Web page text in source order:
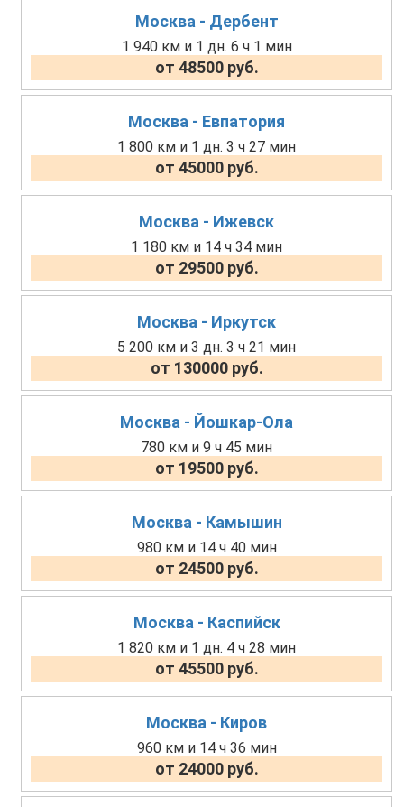
Москва - Дербент
1 940 км и 1 дн. 6 ч 1 мин
от 48500 руб.
Москва - Евпатория
1 800 км и 1 дн. 3 ч 27 мин
от 45000 руб.
Москва - Ижевск
1 180 км и 14 ч 34 мин
от 29500 руб.
Москва - Иркутск
5 200 км и 3 дн. 3 ч 21 мин
от 130000 руб.
Москва - Йошкар-Ола
780 км и 9 ч 45 мин
от 19500 руб.
Москва - Камышин
980 км и 14 ч 40 мин
от 24500 руб.
Москва - Каспийск
1 820 км и 1 дн. 4 ч 28 мин
от 45500 руб.
Москва - Киров
960 км и 14 ч 36 мин
от 24000 руб.